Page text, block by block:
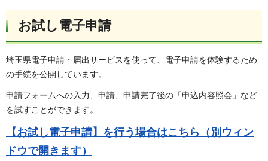
お試し電子申請
埼玉県電子申請・届出サービスを使って、電子申請を体験するため
の手続を公開しています。
申請フォームへの入力、申請、申請完了後の「申込内容照会」など
を試すことができます。
【お試し電子申請】を行う場合はこちら（別ウィン
ドウで開きます）